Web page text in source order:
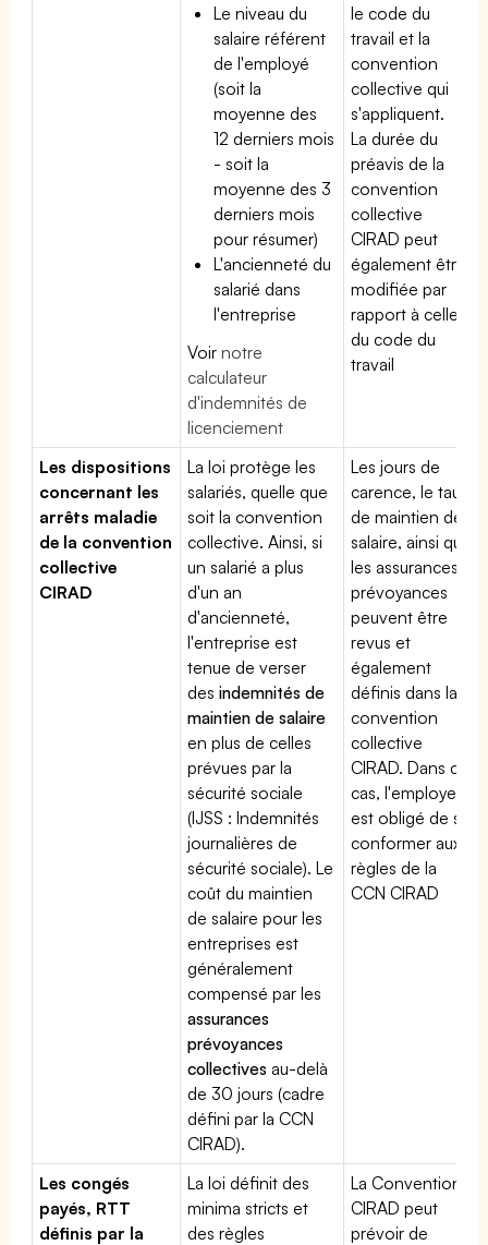
Le niveau du
salaire référent
de l'employé
(soit la
moyenne des
12 derniers mois
- soit la
moyenne des 3
derniers mois
pour résumer)
L'ancienneté du
salarié dans
l'entreprise
Voirnotre
calculateur
d'indemnités de
licenciement
le code du
travail et la
convention
collective qui
s'appliquent.
La durée du
préavis de la
convention
collective
CIRAD peut
également être
modifiée par
rapport à celle
du code du
travail
Les dispositions
concernant les
arrêts maladie
de la convention
collective
CIRAD
La loi protège les
salariés, quelle que
soit la convention
collective. Ainsi, si
un salarié a plus
d'un an
d'ancienneté,
l'entreprise est
tenue de verser
desindemnités de
maintien de salaire
en plus de celles
prévues par la
sécurité sociale
(IJSS : Indemnités
journalières de
sécurité sociale). Le
coût du maintien
de salaire pour les
entreprises est
généralement
compensé par les
assurances
prévoyances
collectives au-delà
de 30 jours (cadre
défini par la CCN
CIRAD).
Les jours de
carence, le taux
de maintien de
salaire, ainsi que
les assurances
prévoyances
peuvent être
revus et
également
définis dans la
convention
collective
CIRAD. Dans ce
cas, l'employeur
est obligé de se
conformer aux
règles de la
CCN CIRAD
Les congés
payés, RTT
définis par la
La loi définit des
minima stricts et
des règles
La Convention
CIRAD peut
prévoir de